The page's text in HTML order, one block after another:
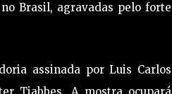
Brasil, agravadas pelo forte
assinada por Luis Carlos